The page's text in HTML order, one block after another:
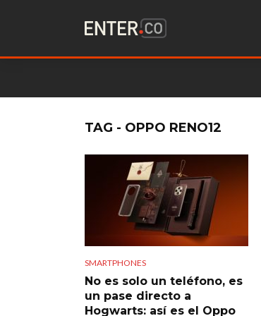
TAG - OPPO RENO12
SMARTPHONES
No es solo un teléfono, es
un pase directo a
Hogwarts: así es el Oppo